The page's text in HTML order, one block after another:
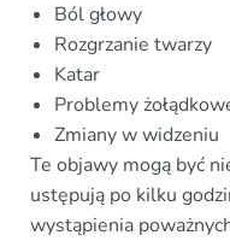
Ból głowy
Rozgrzanie twarzy
Katar
Problemy
Zmiany w widzeniu
Te objawy mogą być
ustępują po kilku
wystąpienia